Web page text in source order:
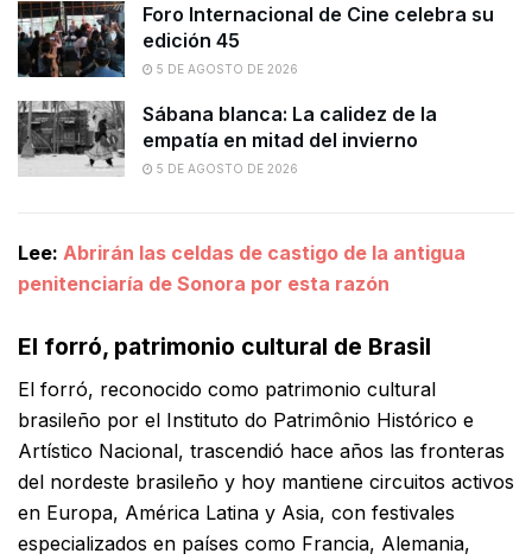
Foro Internacional de Cine celebra su
edición 45
5 DE AGOSTO DE 2026
Sábana blanca: La calidez de la
empatía en mitad del invierno
5 DE AGOSTO DE 2026
Lee: Abrirán las celdas de castigo de la antigua
penitenciaría de Sonora por esta razón
El forró, patrimonio cultural de Brasil
El forró, reconocido como patrimonio cultural
brasileño por el Instituto do Patrimônio Histórico e
Artístico Nacional, trascendió hace años las fronteras
del nordeste brasileño y hoy mantiene circuitos activos
en Europa, América Latina y Asia, con festivales
especializados en países como Francia, Alemania,